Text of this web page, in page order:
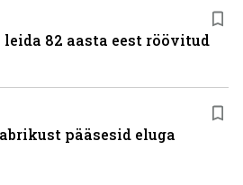
82 aasta eest röövitud
pääsesid eluga